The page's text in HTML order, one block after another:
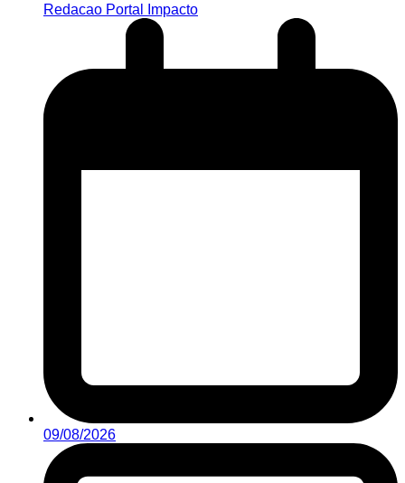
Redacao Portal Impacto
09/08/2026